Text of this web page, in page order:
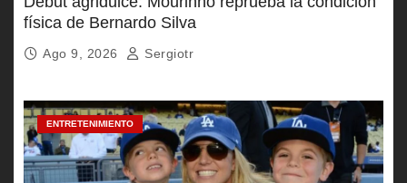
física de Bernardo Silva
Ago 9, 2026 Sergiotr
ENTRETENIMIENTO